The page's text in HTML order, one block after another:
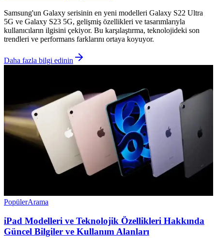
Samsung'un Galaxy serisinin en yeni modelleri Galaxy S22 Ultra
5G ve Galaxy S23 5G, gelişmiş özellikleri ve tasarımlarıyla
kullanıcıların ilgisini çekiyor. Bu karşılaştırma, teknolojideki son
trendleri ve performans farklarını ortaya koyuyor.
Daha fazla bilgi edinin
PopülerArama
iPad Modelleri ve Teknolojik Özellikleri Hakkında
Güncel Bilgiler ve Kullanım Alanları